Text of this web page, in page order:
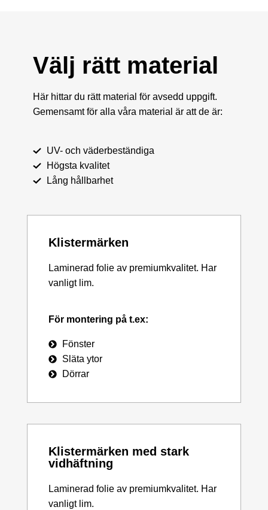
Välj rätt material
Här hittar du rätt material för avsedd uppgift.
Gemensamt för alla våra material är att de är:
UV- och väderbeständiga
Högsta kvalitet
Lång hållbarhet
Klistermärken
Laminerad folie av premiumkvalitet. Har
vanligt lim.
För montering på t.ex:
Fönster
Släta ytor
Dörrar
Klistermärken med stark
vidhäftning
Laminerad folie av premiumkvalitet. Har
vanligt lim.